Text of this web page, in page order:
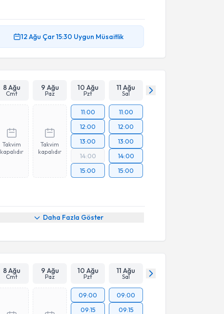
12 Ağu Çar15:30 Uygun Müsaitlik
8 Ağu
Cmt
9 Ağu
Paz
10 Ağu
Pzt
11 Ağu
Sal
Takvim
kapalıdır
Takvim
kapalıdır
11:00
12:00
13:00
14:00
15:00
11:00
12:00
13:00
14:00
15:00
Daha Fazla Göster
8 Ağu
Cmt
9 Ağu
Paz
10 Ağu
Pzt
11 Ağu
Sal
09:00
09:15
09:00
09:15